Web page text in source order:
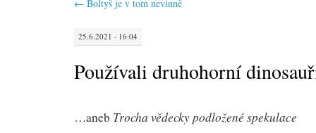
← Boltyš je v tom nevinně
25.6.2021 · 16:04
Používali druhohorní
…aneb Trocha vědecky podložené spekulace